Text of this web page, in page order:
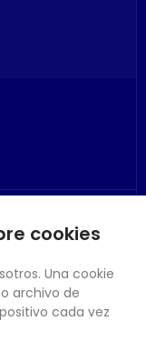
cookies
Una cookie
archivo de
cada vez